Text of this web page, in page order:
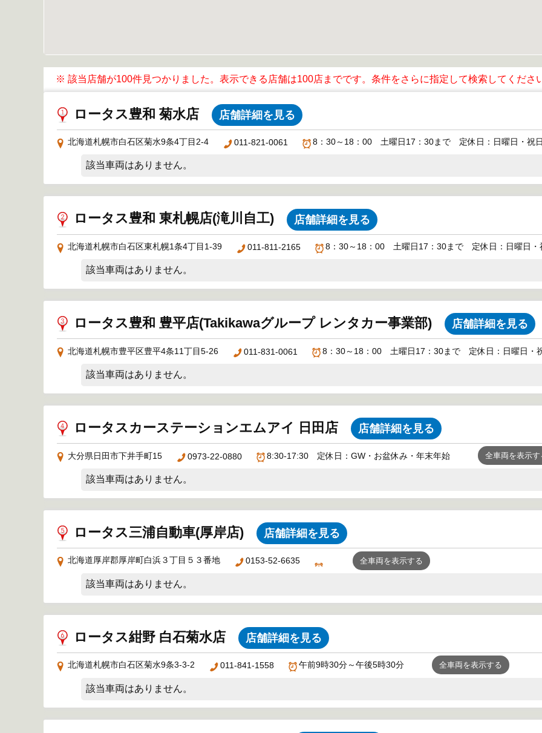
※ 該当店舗が100件見つかりました。表示できる店舗は100店までです。条件をさらに指定して検索してくださ
ロータス豊和 菊水店 店舗詳細を見る
北海道札幌市白石区菊水9条4丁目2-4 011-821-0061 8：30～18：00 土曜日17：30まで 定休日：日曜日・祝
該当車両はありません。
ロータス豊和 東札幌店(滝川自工) 店舗詳細を見る
北海道札幌市白石区東札幌1条4丁目1-39 011-811-2165 8：30～18：00 土曜日17：30まで 定休日：日曜日・
該当車両はありません。
ロータス豊和 豊平店(Takikawaグループ レンタカー事業部) 店舗詳細を見る
北海道札幌市豊平区豊平4条11丁目5-26 011-831-0061 8：30～18：00 土曜日17：30まで 定休日：日曜日・
該当車両はありません。
ロータスカーステーションエムアイ 日田店 店舗詳細を見る
大分県日田市下井手町15 0973-22-0880 8:30-17:30 定休日：GW・お盆休み・年末年始 全車両を表示す
該当車両はありません。
ロータス三浦自動車(厚岸店) 店舗詳細を見る
北海道厚岸郡厚岸町白浜３丁目５３番地 0153-52-6635 全車両を表示する
該当車両はありません。
ロータス紺野 白石菊水店 店舗詳細を見る
北海道札幌市白石区菊水9条3-3-2 011-841-1558 午前9時30分～午後5時30分 全車両を表示する
該当車両はありません。